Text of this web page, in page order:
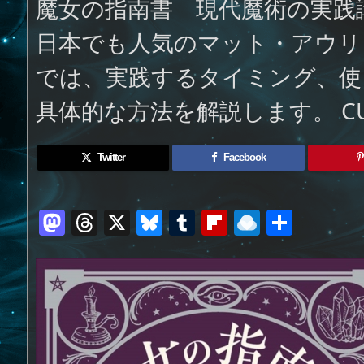
魔女の指南書 現代魔術の実践
日本でも人気のマット・アウ
では、実践するタイミング、
具体的な方法を解説します。
Twitter Facebook
M
st
o
d
o
T
re
a
d
s
X Bl
e
sk
y
T
u
m
bl
r
Fl
ip
b
o
ar
d
R
n
d
ro
p.